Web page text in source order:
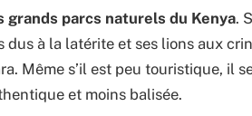
grands parcs naturels du Kenya.
dus à la latérite et ses lions aux
Même s’il est peu touristique, il
et moins balisée.